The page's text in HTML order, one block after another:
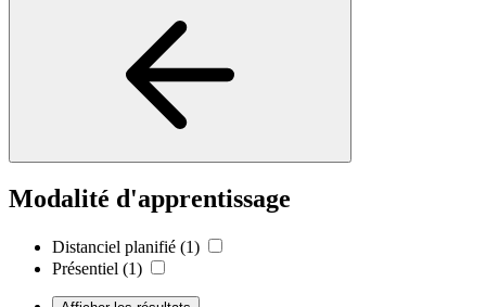
Modalité d'apprentissage
Distanciel planifié (1)
Présentiel (1)